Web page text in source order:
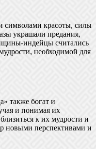
красоты, силы
украшали предания,
индейцы считались
необходимой для
также богат и
и понимая их
к их мудрости и
новыми перспективами и